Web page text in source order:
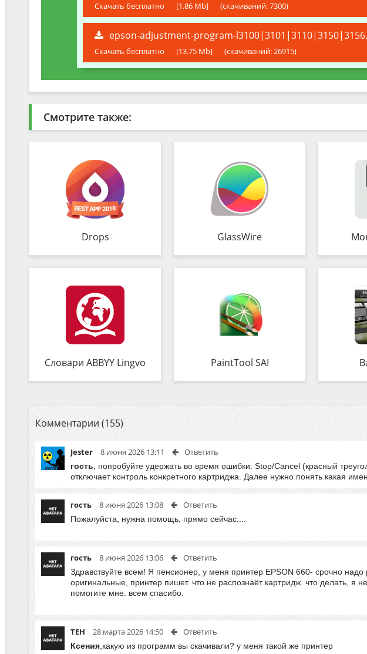
Скачать бесплатно [1.86 Mb] (cкачиваний: 7300)
epson-adjustment-program-
Скачать бесплатно [13.75 Mb] (cкачиваний: 26915)
Смотрите также:
Drops GlassWire
Словари ABBYY Lingvo PaintTool SAI
Комментарии (155)
Jester 8 июня 2026 13:11 Ответить
гость , попробуйте удержать во время ошибки: Stop/Cancel (красный
отключает контроль конкретного картриджа. Далее нужно понять какая
гость 8 июня 2026 13:08 Ответить
Пожалуйста, нужна помощь, прямо сейчас....
гость 8 июня 2026 13:06 Ответить
Здравствуйте всем! Я пенсионер, у меня принтер EPSON 660- срочно
оригинальные, принтер пишет. что не распознаёт картридж. что делать, я
помогите мне. всем спасибо.
ТЕН 28 марта 2026 14:50 Ответить
Ксения ,какую из программ вы скачивали? у меня такой же принтер